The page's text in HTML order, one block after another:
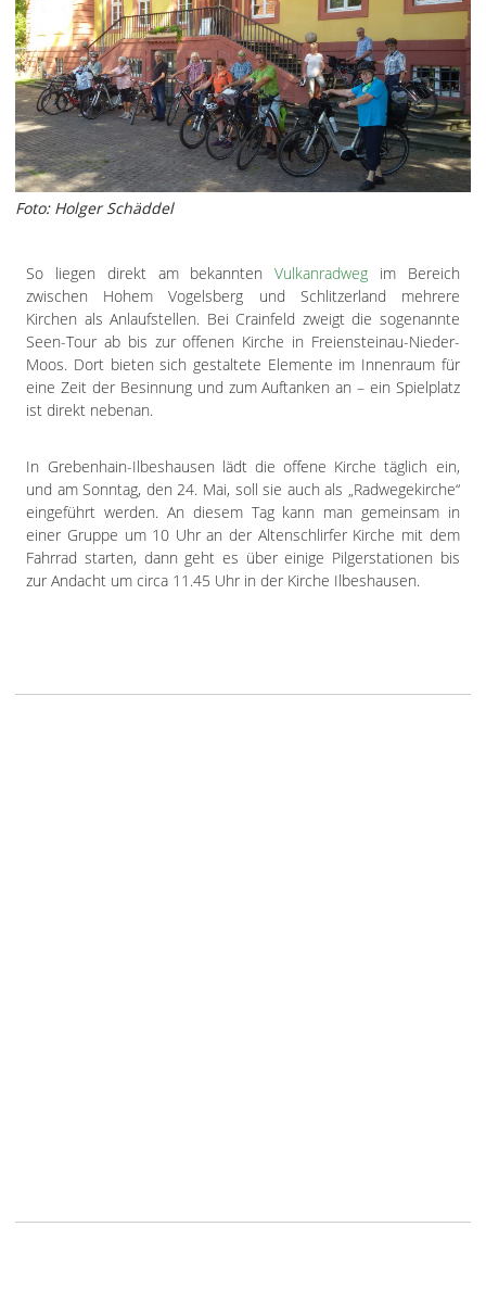
Foto: Holger Schäddel
So liegen direkt am bekanntenVulkanradweg im Bereich
zwischen Hohem Vogelsberg und Schlitzerland mehrere
Kirchen als Anlaufstellen. Bei Crainfeld zweigt die sogenannte
Seen-Tour ab bis zur offenen Kirche in Freiensteinau-Nieder-
Moos. Dort bieten sich gestaltete Elemente im Innenraum für
eine Zeit der Besinnung und zum Auftanken an – ein Spielplatz
ist direkt nebenan.
In Grebenhain-Ilbeshausen lädt die offene Kirche täglich ein,
und am Sonntag, den 24. Mai, soll sie auch als „Radwegekirche“
eingeführt werden. An diesem Tag kann man gemeinsam in
einer Gruppe um 10 Uhr an der Altenschlirfer Kirche mit dem
Fahrrad starten, dann geht es über einige Pilgerstationen bis
zur Andacht um circa 11.45 Uhr in der Kirche Ilbeshausen.